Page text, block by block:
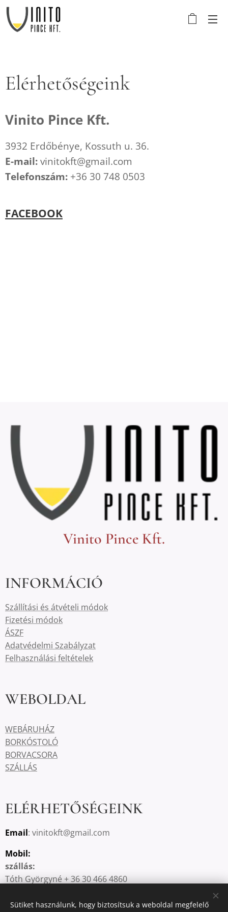
Elérhetőségeink
Vinito Pince Kft.
3932 Erdőbénye, Kossuth u. 36.
E-mail:vinitokft@gmail.com
Telefonszám: +36 30 748 0503
FACEBOOK
Vinito Pince Kft.
INFORMÁCIÓ
Szállítási és átvételi módok
Fizetési módok
ÁSZF
Adatvédelmi Szabályzat
Felhasználási feltételek
WEBOLDAL
WEBÁRUHÁZ
BORKÓSTOLÓ
BORVACSORA
SZÁLLÁS
ELÉRHETŐSÉGEINK
Email: vinitokft@gmail.com
Mobil:
szállás:
Tóth Györgyné + 36 30 466 4860
Dr. Tóth Gábor György +36 30 748 0503
Sütiket használunk, hogy biztosítsuk a weboldal megfelelő